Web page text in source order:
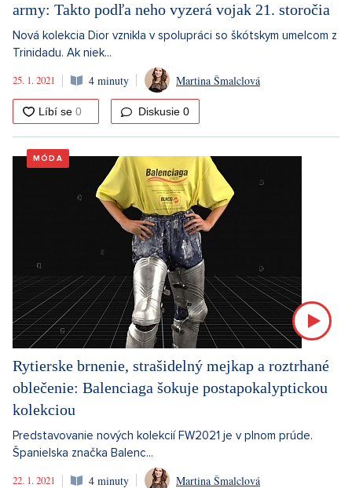
army: Takto podľa neho vyzerá vojak 21. storočia
Nová kolekcia Dior vznikla v spolupráci so škótskym umelcom z
Trinidadu. Ak niek...
25. 1. 2021
4 minuty Martina Šmalclová
Diskusie 0
MÓDA
Rytierske brnenie, strašidelný mejkap a roztrhané
oblečenie: Balenciaga šokuje postapokalyptickou
kolekciou
Predstavovanie nových kolekcií FW2021 je v plnom prúde.
Španielska značka Balenc...
22. 1. 2021
4 minuty Martina Šmalclová